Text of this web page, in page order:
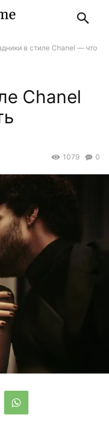
в стиле Chanel — что
Chanel
0
1079